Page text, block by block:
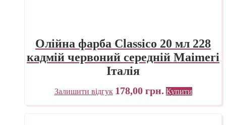
Олійна фарба Classico 20 мл 228
кадмій червоний середній Maimeri
Італія
Залишити відгук 178,00 грн. Купити